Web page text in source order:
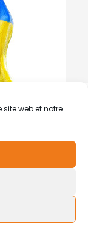
web et notre